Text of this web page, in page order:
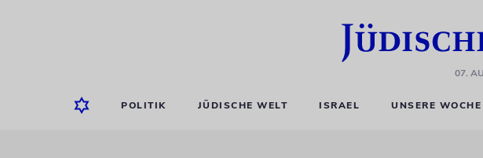
07.
POLITIK JÜDISCHE WELT ISRAEL UNSERE WOCHE